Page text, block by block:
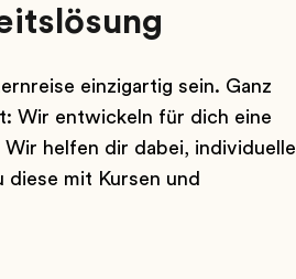
einzigartig sein. Ganz
Wir entwickeln für dich eine
helfen dir dabei, individuelle
mit Kursen und